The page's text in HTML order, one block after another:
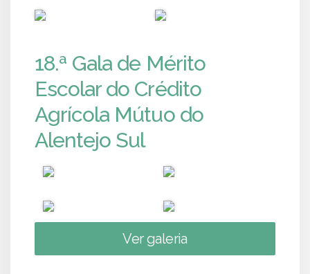
18.ª Gala de Mérito
Escolar do Crédito
Agrícola Mútuo do
Alentejo Sul
Ver galeria